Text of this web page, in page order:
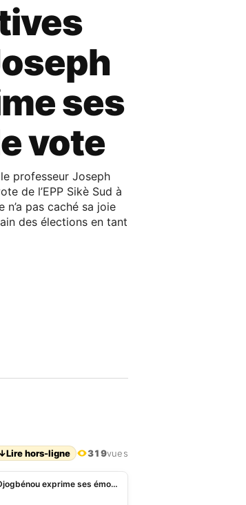
ses
vote
professeur Joseph
de l’EPP Sikè Sud à
pas caché sa joie
des élections en tant
↓Lire hors-ligne 319vues
Elections législatives 2023 au Bénin: Joseph Djogbénou exprime ses émotions après le vote